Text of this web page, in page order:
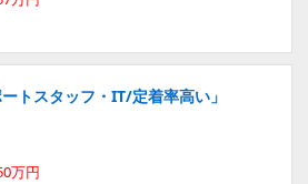
トスタッフ・IT/定着率高い」
万円